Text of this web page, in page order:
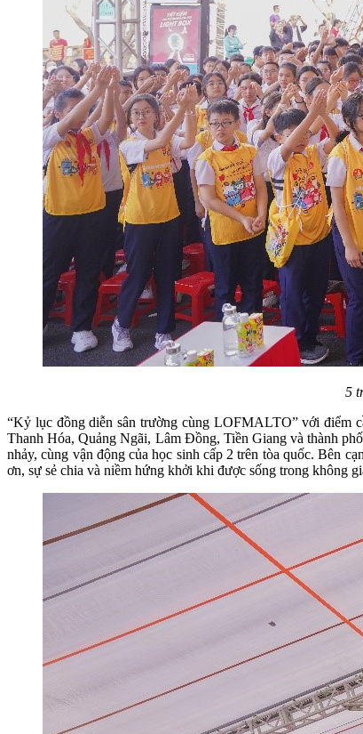
5
“Kỷ lục đồng diễn sân trường cùng LOFMALTO” với điểm
Thanh Hóa, Quảng Ngãi, Lâm Đồng, Tiền Giang và thành
nhảy, cùng vận động của học sinh cấp 2 trên tòa quốc. Bên
ơn, sự sẻ chia và niềm hứng khởi khi được sống trong không